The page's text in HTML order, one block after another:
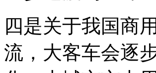
四是关于我国商
流，大客车会逐